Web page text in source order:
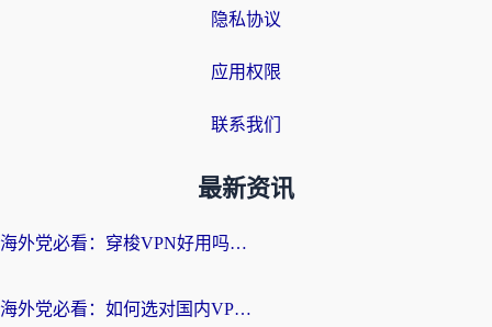
隐私协议
应用权限
联系我们
最新资讯
海外党必看：穿梭VPN好用吗？和云帆VPN对比哪个回国效果更好？附真实测评+避坑指南
海外党必看：如何选对国内VPN，实现无缝访问国内资源？